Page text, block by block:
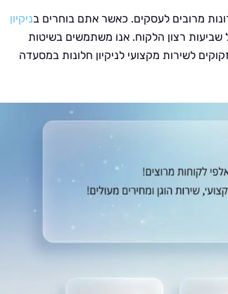
מרובים לעסקים. כאשר אתם בוחרים בניקיון
רצון הלקוח. אנו משתמשים בשיטות
לשירות מקצועי לניקיון חלונות במסעדה